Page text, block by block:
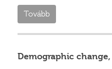
Tovább
Demographic